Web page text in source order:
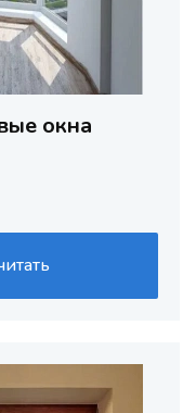
окна